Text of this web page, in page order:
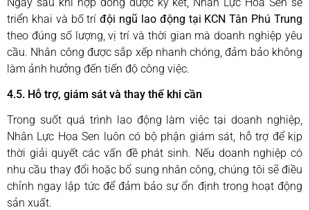
Ngay sau khi hợp đồng được ký kết, Nhân Lực Hoa Sen sẽ
triển khai và bố tríđội ngũ lao động tại KCN Tân Phú Trung
theo đúng số lượng, vị trí và thời gian mà doanh nghiệp yêu
cầu. Nhân công được sắp xếp nhanh chóng, đảm bảo không
làm ảnh hưởng đến tiến độ công việc.
4.5. Hỗ trợ, giám sát và thay thế khi cần
Trong suốt quá trình lao động làm việc tại doanh nghiệp,
Nhân Lực Hoa Sen luôn có bộ phận giám sát, hỗ trợ để kịp
thời giải quyết các vấn đề phát sinh. Nếu doanh nghiệp có
nhu cầu thay đổi hoặc bổ sung nhân công, chúng tôi sẽ điều
chỉnh ngay lập tức để đảm bảo sự ổn định trong hoạt động
sản xuất.